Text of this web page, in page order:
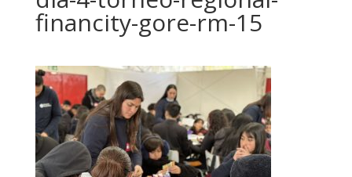
financity-gore-rm-15